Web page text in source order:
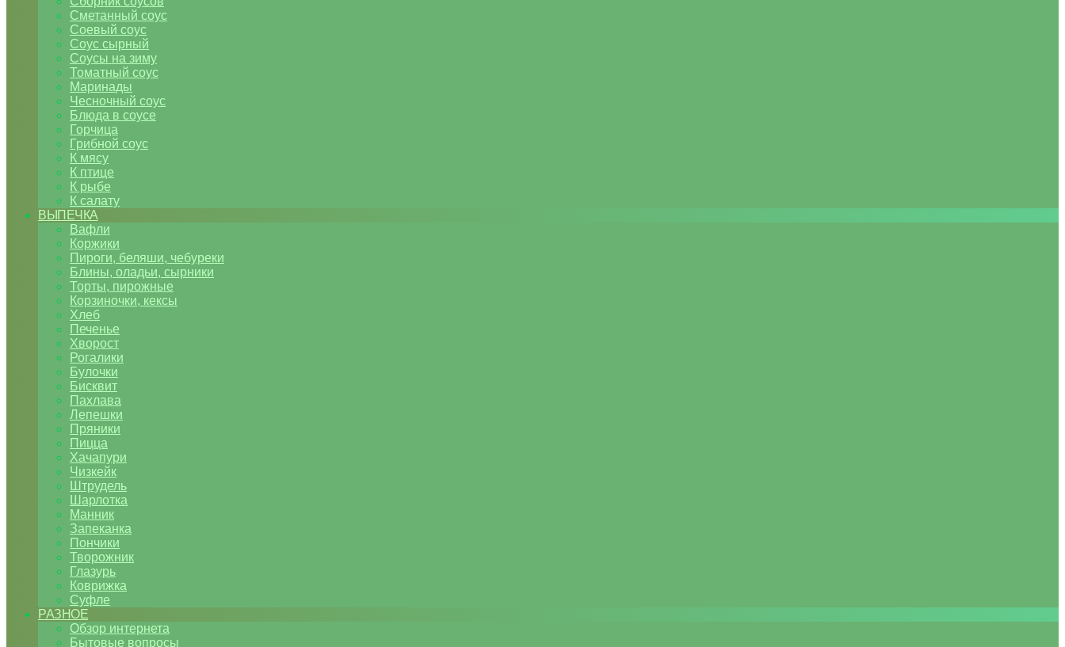
Сметанный соус
Соевый соус
Соус сырный
Соусы на зиму
Томатный соус
Маринады
Чесночный соус
Блюда в соусе
Горчица
Грибной соус
К мясу
К птице
К рыбе
К салату
ВЫПЕЧКА
Вафли
Коржики
Пироги, беляши, чебуреки
Блины, оладьи, сырники
Торты, пирожные
Корзиночки, кексы
Хлеб
Печенье
Хворост
Рогалики
Булочки
Бисквит
Пахлава
Лепешки
Пряники
Пицца
Хачапури
Чизкейк
Штрудель
Шарлотка
Манник
Запеканка
Пончики
Творожник
Глазурь
Коврижка
Суфле
РАЗНОЕ
Обзор интернета
Бытовые вопросы